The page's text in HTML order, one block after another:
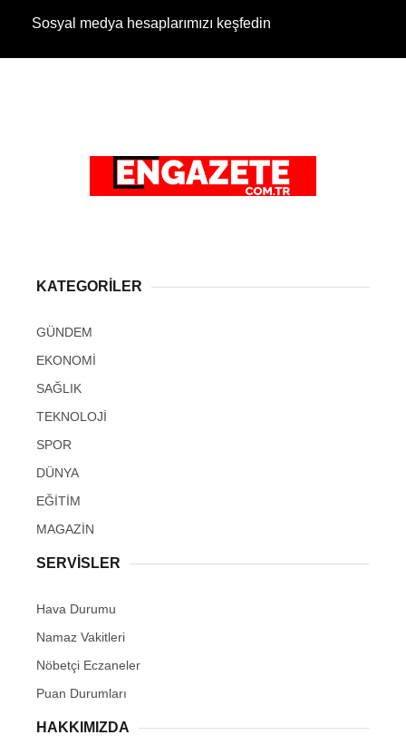
Sosyal medya hesaplarımızı keşfedin
KATEGORİLER
GÜNDEM
EKONOMİ
SAĞLIK
TEKNOLOJİ
SPOR
DÜNYA
EĞİTİM
MAGAZİN
SERVİSLER
Hava Durumu
Namaz Vakitleri
Nöbetçi Eczaneler
Puan Durumları
HAKKIMIZDA